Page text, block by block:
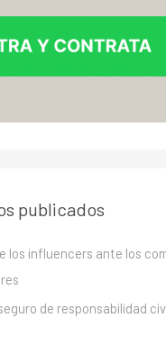
publicados
los influencers ante los
de responsabilidad